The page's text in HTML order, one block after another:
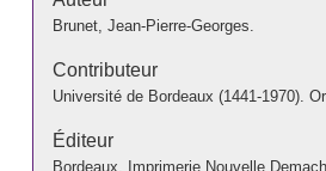
Brunet, Jean-Pierre-Georges.
Contributeur
Université de Bordeaux (1441-1970).
Éditeur
Bordeaux, Imprimerie Nouvelle